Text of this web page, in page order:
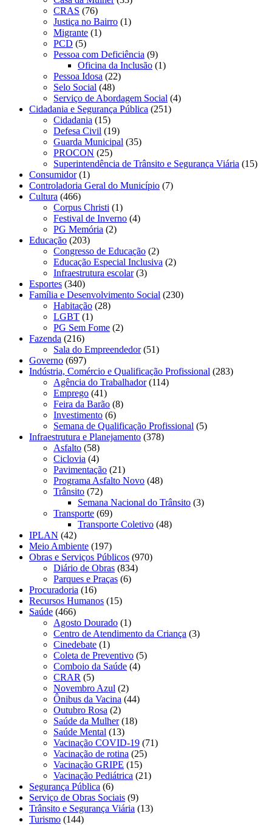
CRAS (76)
Justiça no Bairro (1)
Migrante (1)
PCD (5)
Pessoa com Deficiência (9)
Oficina da Inclusão (1)
Pessoa Idosa (22)
Selo Social (48)
Serviço de Abordagem Social (4)
Cidadania e Segurança Pública (251)
Cidadania (15)
Defesa Civil (19)
Guarda Municipal (35)
PROCON (25)
Superintendência de Trânsito e Segurança Viária (15)
Consumidor(1)
Controladoria Geral do Município (7)
Cultura (466)
Corpus Christi (1)
Festival de Inverno (4)
PG Memória (2)
Educação (203)
Congresso de Educação (2)
Educação Especial Inclusiva (2)
Infraestrutura escolar(3)
Esportes (340)
Família e Desenvolvimento Social (230)
Habitação (28)
LGBT (1)
PG Sem Fome (2)
Fazenda (216)
Sala do Empreendedor(51)
Governo (697)
Indústria, Comércio e Qualificação Profissional (283)
Agência do Trabalhador(114)
Emprego (41)
Feira da Barão (8)
Investimento (6)
Semana de Qualificação Profissional (5)
Infraestrutura e Planejamento (378)
Asfalto (58)
Ciclovia (4)
Pavimentação (21)
Programa Asfalto Novo (48)
Trânsito (72)
Semana Nacional do Trânsito (3)
Transporte (69)
Transporte Coletivo (48)
IPLAN (42)
Meio Ambiente (197)
Obras e Serviços Públicos (970)
Diário de Obras (834)
Parques e Praças (6)
Procuradoria (16)
Recursos Humanos (15)
Saúde (466)
Agosto Dourado (1)
Centro de Atendimento da Criança (3)
Cinedebate (1)
Coleta de Preventivo (5)
Comboio da Saúde (4)
CRAR (5)
Novembro Azul (2)
Ônibus da Vacina (44)
Outubro Rosa (2)
Saúde da Mulher(18)
Saúde Mental (13)
Vacinação COVID-19 (71)
Vacinação de rotina (25)
Vacinação GRIPE (15)
Vacinação Pediátrica (21)
Segurança Pública (6)
Serviço de Obras Sociais (9)
Trânsito e Segurança Viária (13)
Turismo (144)